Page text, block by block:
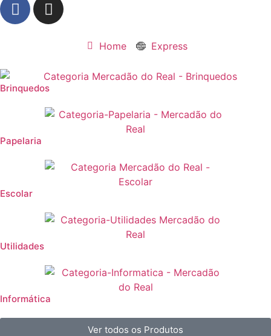
Home Express
Brinquedos
Papelaria
Escolar
Utilidades
Informática
Ver todos os Produtos